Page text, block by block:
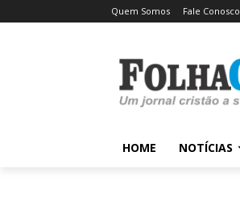
Quem Somos Fale Conosco
HOME NOTÍCIAS